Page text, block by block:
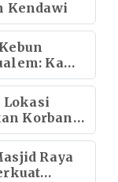
Kendawi
Kami
Lokasi
Korban
Pokok
Raya